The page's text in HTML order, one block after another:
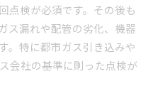
点検が必須です。その後も
ス漏れや配管の劣化、機器
。特に都市ガス引き込みや
会社の基準に則った点検が